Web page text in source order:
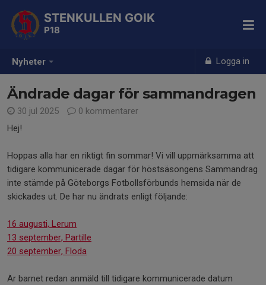
Nyheter Logga in
STENKULLEN GOIK
P18
Ändrade dagar för sammandragen
30 jul 2025
0 kommentarer
Hej!
Hoppas alla har en riktigt fin sommar! Vi vill uppmärksamma att
tidigare kommunicerade dagar för höstsäsongens Sammandrag
inte stämde på Göteborgs Fotbollsförbunds hemsida när de
skickades ut. De har nu ändrats enligt följande:
16 augusti, Lerum
13 september, Partille
20 september, Floda
Är barnet redan anmäld till tidigare kommunicerade datum